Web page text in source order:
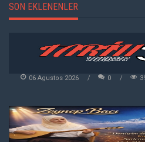
SON EKLENENLER
06 Agustos 2026 0